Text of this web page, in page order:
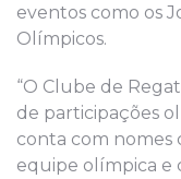
eventos como os
Olímpicos.
“O Clube de
de participações
conta com nomes
equipe olímpica e